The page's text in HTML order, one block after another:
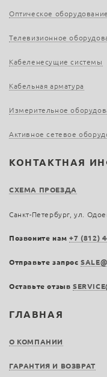
ГЛАВНАЯ
О КОМПАНИИ
ГАРАНТИЯ И ВОЗВРАТ
Оптическое оборудование
Телевизионное
Кабеленесущие системы
Кабельная арматура
Измерительное
Активное сетевое
КОНТАКТНАЯ
СХЕМА ПРОЕЗДА
Санкт-Петербург, ул.
Позвоните нам+7 (812)
Отправьте запрос
Оставьте отзыв